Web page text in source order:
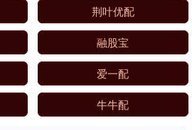
荆叶优配
融股宝
爱一配
牛牛配